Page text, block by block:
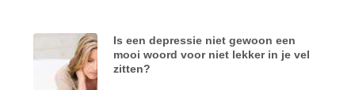
Is een depressie niet gewoon een
mooi woord voor niet lekker in je vel
zitten?